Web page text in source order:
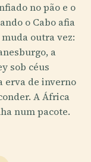
no pão e o
o Cabo afia
outra vez:
a
sob céus
erva de inverno
A África
num pacote.